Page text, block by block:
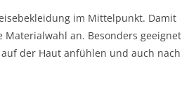
im Mittelpunkt. Damit
an. Besonders geeignet
der Haut anfühlen und auch nach